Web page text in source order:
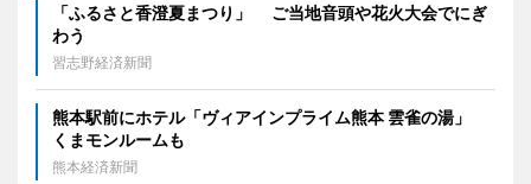
「ふるさと香澄夏まつり」 ご当地音頭や花火大会でにぎ
わう
習志野経済新聞
熊本駅前にホテル「ヴィアインプライム熊本 雲雀の湯」
くまモンルームも
熊本経済新聞